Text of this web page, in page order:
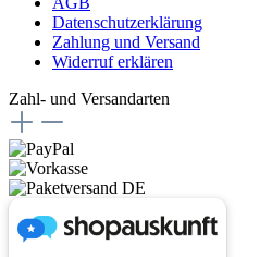
Datenschutzerklärung
Zahlung und Versand
Widerruf erklären
Zahl- und Versandarten